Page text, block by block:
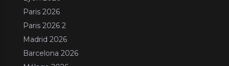
Paris 2026
Paris 2026 2
Madrid 2026
Barcelona 2026